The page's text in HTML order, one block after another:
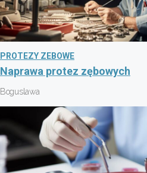
PROTEZY ZEBOWE
Naprawa protez zębowych
Boguslawa